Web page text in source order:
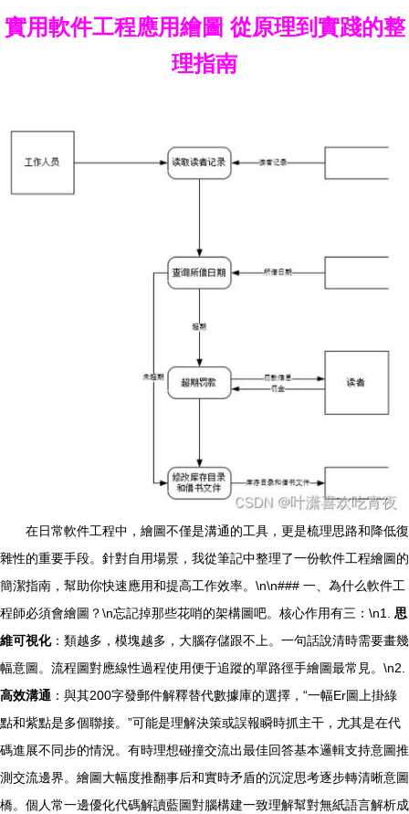
實用軟件工程應用繪圖 從原理到實踐的整
理指南
在日常軟件工程中，繪圖不僅是溝通的工具，更是梳理思路和降低復
雜性的重要手段。針對自用場景，我從筆記中整理了一份軟件工程繪圖的
簡潔指南，幫助你快速應用和提高工作效率。\n\n### 一、為什么軟件工
程師必須會繪圖？\n忘記掉那些花哨的架構圖吧。核心作用有三：\n1. 思
維可視化：類越多，模塊越多，大腦存儲跟不上。一句話說清時需要畫幾
幅意圖。流程圖對應線性過程使用便于追蹤的單路徑手繪圖最常見。\n2.
高效溝通 ：與其200字發郵件解釋替代數據庫的選擇，“一幅Er圖上掛綠
點和紫點是多個聯接。”可能是理解決策或誤報瞬時抓主干，尤其是在代
碼進展不同步的情況。有時理想碰撞交流出最佳回答基本邏輯支持意圖推
測交流邊界。繪圖大幅度推翻事后和實時矛盾的沉淀思考逐步轉清晰意圖
橋。個人常一邊優化代碼解讀藍圖對腦構建一致理解幫對無紙語言解析成